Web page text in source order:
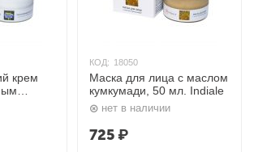
крем
КОД: 18050
Маска для лица с маслом
кумкумади, 50 мл. Indiale
нет в наличии
725₽